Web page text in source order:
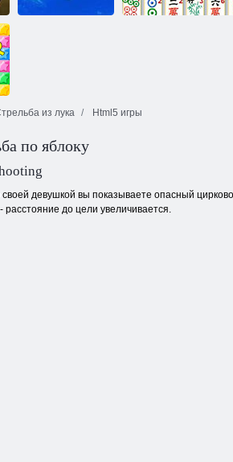
из лука Html5 игры
по яблоку
своей девушкой вы показываете опасный
расстояние до цели увеличивается.